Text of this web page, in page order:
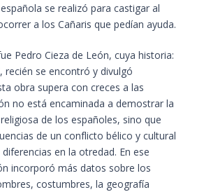
se realizó para castigar al
a los Cañaris que pedían ayuda.
Pedro Cieza de León, cuya historia:
recién se encontró y divulgó
obra supera con creces a las
no está encaminada a demostrar la
de los españoles, sino que
de un conflicto bélico y cultural
en la otredad. En ese
incorporó más datos sobre los
costumbres, la geografía